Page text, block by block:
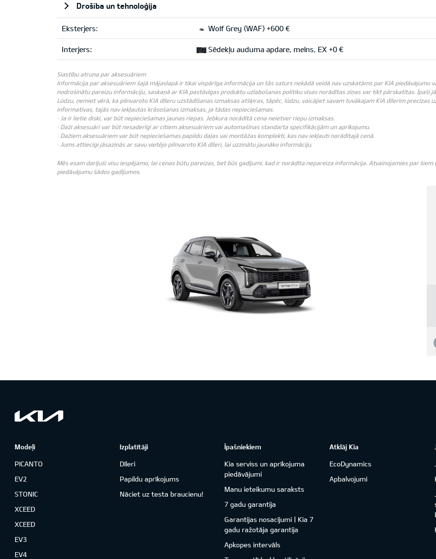
Drošība un tehnoloģija
Eksterjers: Wolf Grey (WAF) +600 €
Interjers: Sēdekļu auduma apdare, melns, EX +0 €
Siastību atruna par aksesuāriem
Informācija par aksesuāriem šajā mājaslapā ir tikai vispārīga informācija un tās saturs nekādā veidā nav uzskatāms par KIA piedāvājumu
nodrošinātu pareizu informāciju, saskaņā ar KIA pastāvīgas produktu uzlabošanas politiku visas norādītas ziņas var tikt pārskatītas. Īpaši
Lūdzu, ņemiet vērā, ka pilnvaroto KIA dīleru uzstādīšanas izmaksas atšķiras, tāpēc, lūdzu, vaicājiet savam tuvākajam KIA dīlerim precīzas
informatīvas, tajās nav iekļautas krāsošanas izmaksas, ja tādas nepieciešamas.
· Ja ir lietie diski, var būt nepieciešamas jaunas riepas. Jebkura norādītā cena neietver riepu izmaksas.
· Daži aksesuāri var būt nesaderīgi ar citiem aksesuāriem vai automašīnas standarta specifikācijām un aprīkojumu.
· Dažiem aksesuāriem var būt nepieciešamas papildu daļas vai montāžas komplekti, kas nav iekļauti norādītajā cenā.
· Jums attiecīgi jāsazinās ar savu vietējo pilnvaroto KIA dīleri, lai uzzinātu jaunāko informāciju.
Mēs esam darījuši visu iespējamo, lai cenas būtu pareizas, bet būs gadījumi, kad ir norādīta nepareiza informācija. Atvainojamies par
piedāvājumu šādos gadījumos.
Modeļi
PICANTO
EV2
STONIC
XCEED
XCEED
EV3
EV4
Izplatītāji
Dīleri
Papildu aprīkojums
Nāciet uz testa braucienu!
Īpašniekiem
Kia serviss un aprīkojuma
piedāvājumi
Manu ieteikumu saraksts
7 gadu garantija
Garantijas nosacījumi | Kia 7
gadu ražotāja garantija
Apkopes intervāls
Atklāj Kia
EcoDynamics
Apbalvojumi